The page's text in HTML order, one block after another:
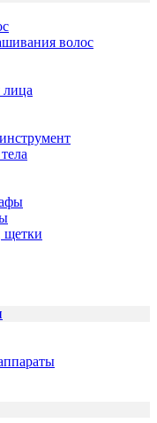
волос
щетки